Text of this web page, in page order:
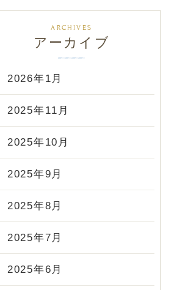
アーカイブ
2026年1月
2025年11月
2025年10月
2025年9月
2025年8月
2025年7月
2025年6月